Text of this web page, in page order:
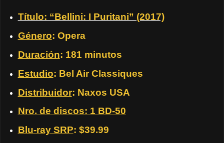
Título: “Bellini: I Puritani” (2017)
Género: Opera
Duración: 181 minutos
Estudio: Bel Air Classiques
Distribuidor: Naxos USA
Nro. de discos: 1 BD-50
Blu-ray SRP: $39.99